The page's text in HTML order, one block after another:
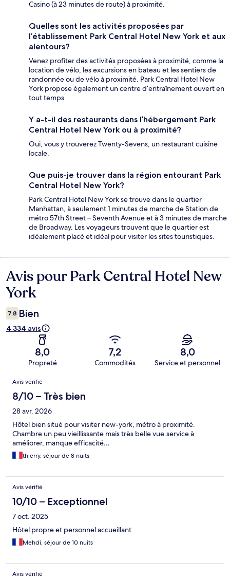
Casino (à 23 minutes de route) à proximité.
Quelles sont les activités proposées par
l’établissement Park Central Hotel New York et aux
alentours?
Venez profiter des activités proposées à proximité, comme la
location de vélo, les excursions en bateau et les sentiers de
randonnée ou de vélo à proximité. Park Central Hotel New
York propose également un centre d’entraînement ouvert en
tout temps.
Y a-t-il des restaurants dans l’hébergement Park
Central Hotel New York ou à proximité?
Oui, vous y trouverez Twenty-Sevens, un restaurant cuisine
locale.
Que puis-je trouver dans la région entourant Park
Central Hotel New York?
Park Central Hotel New York se trouve dans le quartier
Manhattan, à seulement 1 minutes de marche de Station de
métro 57th Street – Seventh Avenue et à 3 minutes de marche
de Broadway. Les voyageurs trouvent que le quartier est
idéalement placé et idéal pour visiter les sites touristiques.
Avis
Avis pour Park Central Hotel New
York
7,8 Bien
4 334 avis
8,0
Propreté
7,2
Commodités
8,0
Service et personnel
Avis
Avis vérifié
8/10 – Très bien
28 avr. 2026
Hôtel bien situé pour visiter new-york, métro à proximité.
Chambre un peu vieillissante mais très belle vue.service à
améliorer, manque efficacité…
thierry, séjour de 8 nuits
Avis vérifié
10/10 – Exceptionnel
7 oct. 2025
Hôtel propre et personnel accueillant
Mehdi, séjour de 10 nuits
Avis vérifié